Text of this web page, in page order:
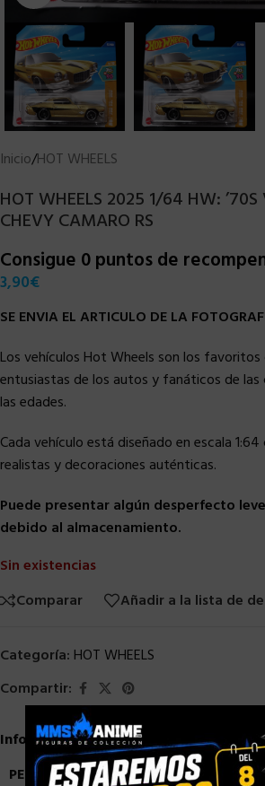
Inicio/HOT WHEELS
HOT WHEELS 2025 1/64 HW: ’70S
CHEVY CAMARO RS
Consigue 0 puntos de
3,90€
SE ENVIA EL ARTICULO DE LA
Los vehículos Hot Wheels son los
entusiastas de los autos y fanáticos de las
las edades.
Cada vehículo está diseñado en escala
realistas y decoraciones auténticas.
Puede presentar algún desperfecto
debido al almacenamiento.
Sin existencias
Comparar
Añadir a la lista de
Categoría: HOT WHEELS
Compartir:
Información adicional
PESO